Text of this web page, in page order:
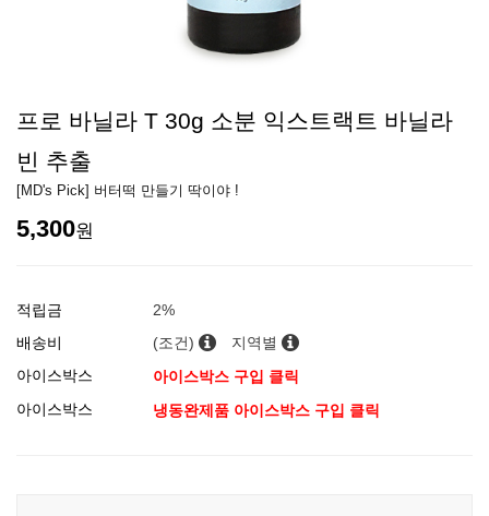
프로 바닐라 T 30g 소분 익스트랙트 바닐라
빈 추출
[MD's Pick] 버터떡 만들기 딱이야 !
5,300원
적립금
2%
배송비
(조건)
지역별
아이스박스
아이스박스 구입 클릭
아이스박스
냉동완제품 아이스박스 구입 클릭